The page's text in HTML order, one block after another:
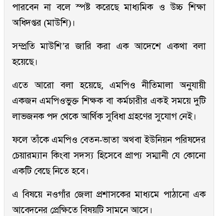
পারবেন না বলে স্পষ্ট করেছে মাধ্যমিক ও উচ্চ শিক্ষা
অধিদপ্তর (মাউশি)।
সম্প্রতি মাউশি’র জারি করা এক আদেশে একথা বলা
হয়েছে।
এতে আরো বলা হয়েছে, এমপিও নীতিমালা অনুযায়ী
একজন এমপিওভুক্ত শিক্ষক বা কর্মচারীর একই সময়ে দুটি
লাভজনক পদ থেকে আর্থিক সুবিধা গ্রহণের সুযোগ নেই।
ফলে তাঁকে এমপিও বেতন-ভাতা অথবা ইউনিয়ন পরিষদের
চেয়ারম্যান কিংবা সদস্য হিসেবে প্রাপ্য সম্মানী যে কোনো
একটি বেছে নিতে হবে।
এ বিষয়ে নওগাঁর জেলা প্রশাসকের মাধ্যমে পাঠানো এক
আবেদনের প্রেক্ষিতে বিষয়টি সামনে আসে।